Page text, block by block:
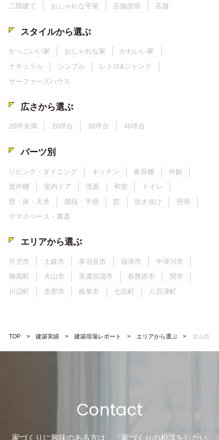
二階建て おしゃれな平屋 店舗併用 店舗
スタイルから選ぶ
かっこいい家 おしゃれな家
かわいい家
ナチュラル
シンプル
レトロ&ジャンク
サーファーズハウス
広さから選ぶ
20坪未満 20坪台 30坪台 40坪台
パーツ別
リビング・ダイニング キッチン 食器棚
外観
造作棚
室内ドア 洗面 和室
トイレ
壁・床・天井
階段・手摺 窓 吹き抜け
照明
ママスペース・書斎
エリアから選ぶ
可児市 土岐市 多治見市 瑞浪市
中津川市
御嵩町
犬山市 美濃加茂市 各務原市
関市
川辺町
恵那市 岐阜市 七宗町 八百津町
TOP 建築実績 建築現場レポート エリアから選ぶ 犬山市
Contact
家づくりに興味のある方は、「家づくりの相談をしたい